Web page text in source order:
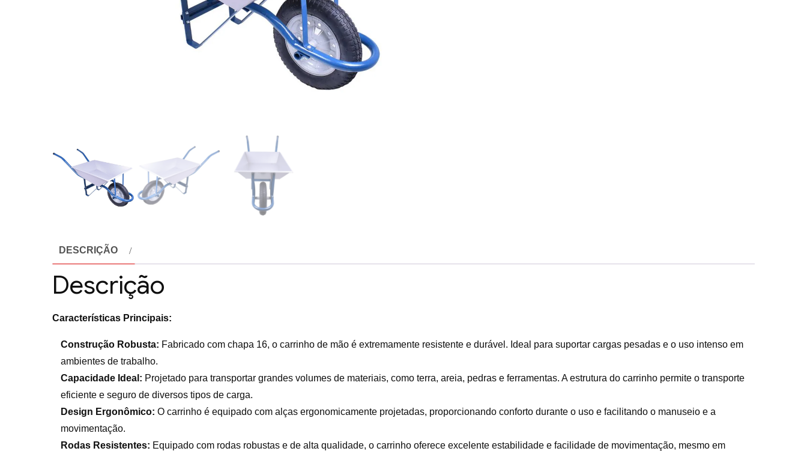
DESCRIÇÃO
Descrição
Características Principais:
Construção Robusta: Fabricado com chapa 16, o carrinho de mão é extremamente resistente e durável. Ideal para suportar cargas pesadas e o uso intenso em
ambientes de trabalho.
Capacidade Ideal: Projetado para transportar grandes volumes de materiais, como terra, areia, pedras e ferramentas. A estrutura do carrinho permite o transporte
eficiente e seguro de diversos tipos de carga.
Design Ergonômico: O carrinho é equipado com alças ergonomicamente projetadas, proporcionando conforto durante o uso e facilitando o manuseio e a
movimentação.
Rodas Resistentes: Equipado com rodas robustas e de alta qualidade, o carrinho oferece excelente estabilidade e facilidade de movimentação, mesmo em